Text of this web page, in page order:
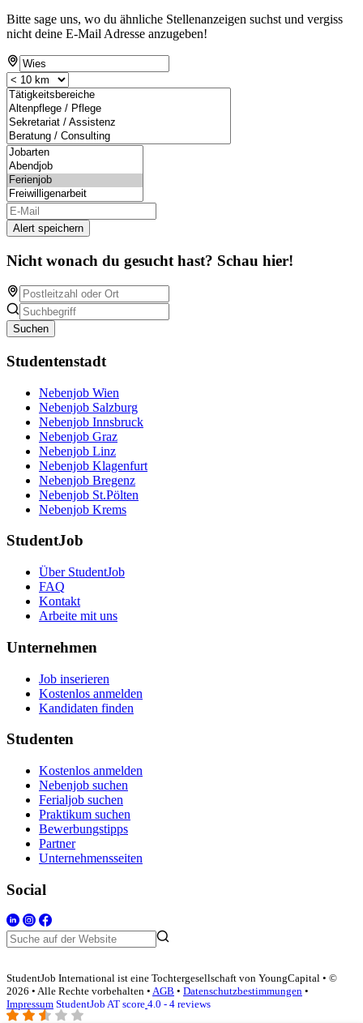
Bitte sage uns, wo du ähnliche Stellenanzeigen suchst und vergiss
nicht deine E-Mail Adresse anzugeben!
Alert speichern
Nicht wonach du gesucht hast? Schau hier!
Suchen
Studentenstadt
Nebenjob Wien
Nebenjob Salzburg
Nebenjob Innsbruck
Nebenjob Graz
Nebenjob Linz
Nebenjob Klagenfurt
Nebenjob Bregenz
Nebenjob St.Pölten
Nebenjob Krems
StudentJob
Über StudentJob
FAQ
Kontakt
Arbeite mit uns
Unternehmen
Job inserieren
Kostenlos anmelden
Kandidaten finden
Studenten
Kostenlos anmelden
Nebenjob suchen
Ferialjob suchen
Praktikum suchen
Bewerbungstipps
Partner
Unternehmensseiten
Social
StudentJob International ist eine Tochtergesellschaft von YoungCapital • ©
2026 • Alle Rechte vorbehalten • AGB • Datenschutzbestimmungen •
Impressum StudentJob AT score 4.0 - 4 reviews